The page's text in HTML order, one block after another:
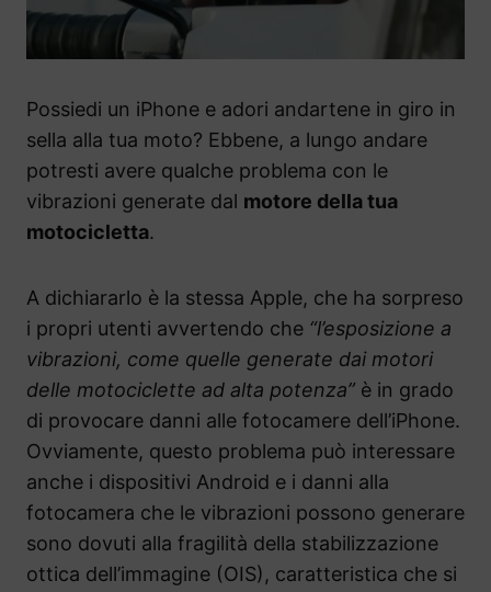
Possiedi un iPhone e adori andartene in giro in
sella alla tua moto? Ebbene, a lungo andare
potresti avere qualche problema con le
vibrazioni generate dal motore della tua
motocicletta.
A dichiararlo è la stessa Apple, che ha sorpreso
i propri utenti avvertendo che “l’esposizione a
vibrazioni, come quelle generate dai motori
delle motociclette ad alta potenza” è in grado
di provocare danni alle fotocamere dell’iPhone.
Ovviamente, questo problema può interessare
anche i dispositivi Android e i danni alla
fotocamera che le vibrazioni possono generare
sono dovuti alla fragilità della stabilizzazione
ottica dell’immagine (OIS), caratteristica che si